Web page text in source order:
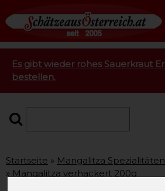
Es gibt wieder rohes Sauerkraut
bestellen.
Startseite Mangalitza Spezialitäten
Mangalitza verhackert 200g